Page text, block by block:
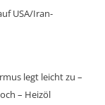
USA/Iran-
legt leicht zu –
– Heizöl